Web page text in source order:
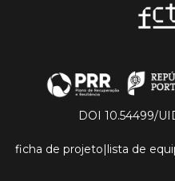
DOI 10.54499/
ficha de projeto|lista de